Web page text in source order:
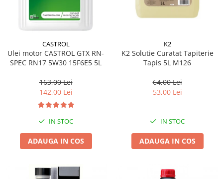
CASTROL
Ulei motor CASTROL GTX RN-
SPEC RN17 5W30 15F6E5 5L
163,00 Lei
142,00 Lei
IN STOC
ADAUGA IN COS
K2
K2 Solutie Curatat Tapiterie
Tapis 5L M126
64,00 Lei
53,00 Lei
IN STOC
ADAUGA IN COS